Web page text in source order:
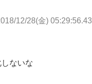
12/28(金) 05:29:56.43
ないな